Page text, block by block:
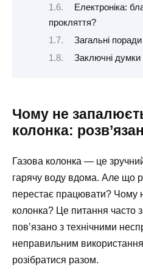
Електроніка:
прокляття?
Загальні
Заключні думки
Чому не
колонка:
Газова колонка — це
гарячу воду вдома. Але що
перестає працювати? Чому
колонка? Це питання часто
пов’язано з технічними
неправильним
розібратися разом.